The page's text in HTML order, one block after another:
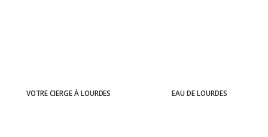
VOTRE CIERGE À LOURDES EAU DE LOURDES